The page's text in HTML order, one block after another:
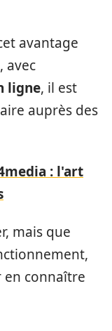
avantage
avec
ligne, il est
auprès des
: l'art
mais que
connaître